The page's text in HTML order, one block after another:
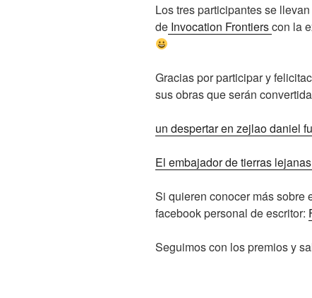
Los tres participantes se
de Invocation Frontierscon la
Gracias por participar y
sus obras que serán
un despertar en zejlao daniel
El embajador de tierras
Si quieren conocer más sobre
facebook personal de escritor:
Seguimos con los premios y